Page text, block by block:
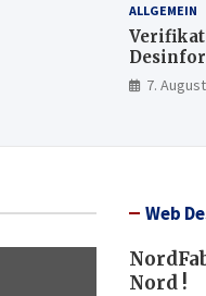
ALLGEMEIN
Akademie
7.
Web
Nord !